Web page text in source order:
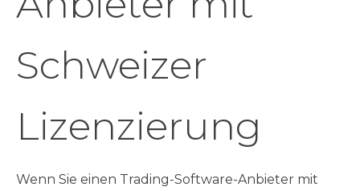
Schweizer
Lizenzierung
Wenn Sie einen Trading-Software-Anbieter mit